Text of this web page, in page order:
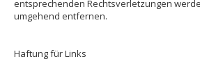
entsprechenden Rechtsverletzungen
umgehend entfernen.
Haftung für Links